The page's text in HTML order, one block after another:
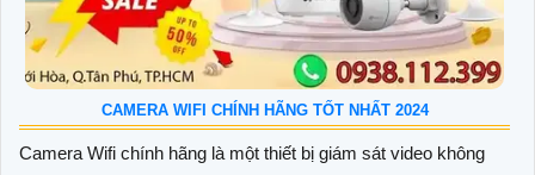
CAMERA WIFI CHÍNH HÃNG TỐT NHẤT 2024
Camera Wifi chính hãng là một thiết bị giám sát video không